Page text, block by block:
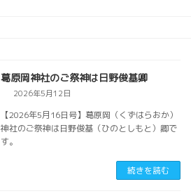
葛原岡神社のご祭神は日野俊基卿
2026年5月12日
【2026年5月16日号】葛原岡（くずはらおか）
神社のご祭神は日野俊基（ひのとしもと）卿で
す。
続きを読む